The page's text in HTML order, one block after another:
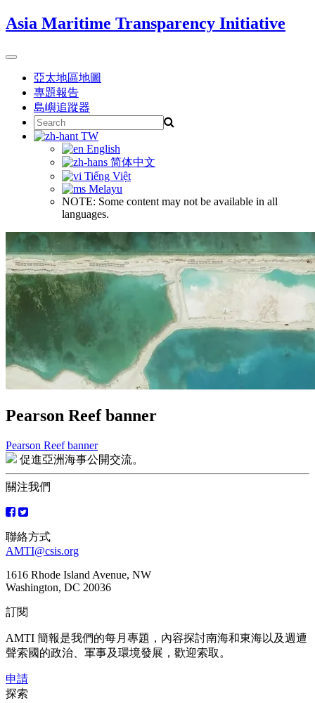
Skip
to
Asia Maritime Transparency Initiative
Toggle
navigation亞太地區地圖
專題報告
島嶼追蹤器
Search
for:
TW
English
简体中文
Tiếng Việt
Melayu
NOTE: Some content may not be available in all
languages.
Pearson Reef banner
文
章
導
覽
Pearson Reef banner
促進亞洲海事公開交流。
關注我們
聯絡方式
AMTI@csis.org
1616 Rhode Island Avenue, NW
Washington, DC 20036
訂閱
AMTI 簡報是我們的每月專題，內容探討南海和東海以及週遭
聲索國的政治、軍事及環境發展，歡迎索取。
申請
探索